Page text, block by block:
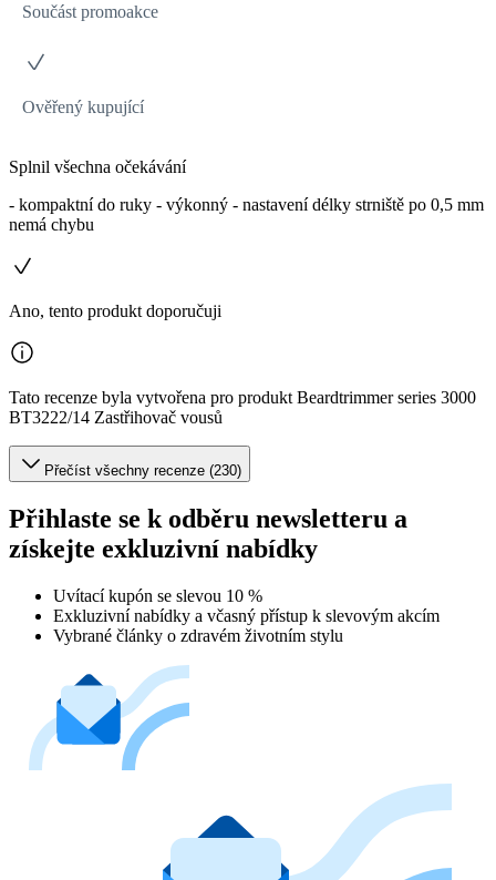
Součást promoakce
Ověřený kupující
Splnil všechna očekávání
- kompaktní do ruky - výkonný - nastavení délky strniště po 0,5 mm
nemá chybu
Ano, tento produkt doporučuji
Tato recenze byla vytvořena pro produkt Beardtrimmer series 3000
BT3222/14 Zastřihovač vousů
Přečíst všechny recenze (230)
Přihlaste se k odběru newsletteru a
získejte exkluzivní nabídky
Uvítací kupón se slevou 10 %
Exkluzivní nabídky a včasný přístup k slevovým akcím
Vybrané články o zdravém životním stylu